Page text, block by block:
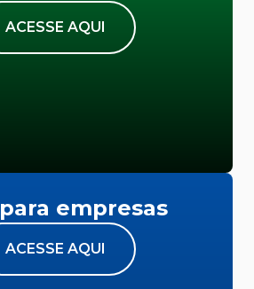
ACESSE AQUI
empresas
ACESSE AQUI